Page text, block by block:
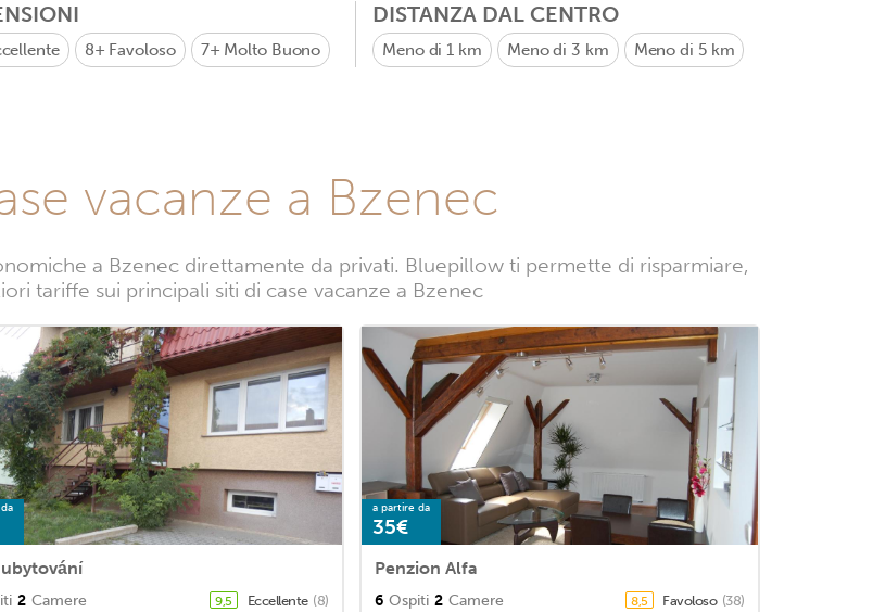
8+ Favoloso 7+ Molto Buono
DISTANZA DAL CENTRO
Meno di 1 km Meno di 3 km Meno di 5 km
vacanze a Bzenec
a Bzenec direttamente da privati. Bluepillow ti permette di risparmiare,
tariffe sui principali siti di case vacanze a Bzenec
ubytování
2 Camere 9,5 Eccellente (8)
a partire da
35€
Penzion Alfa
6 Ospiti 2 Camere 8,5 Favoloso (38)